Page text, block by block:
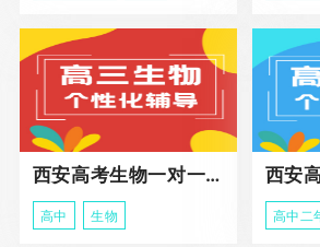
西安高考生物一对一辅导
高中 生物 高中二